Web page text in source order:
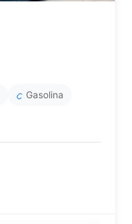
Gasolina